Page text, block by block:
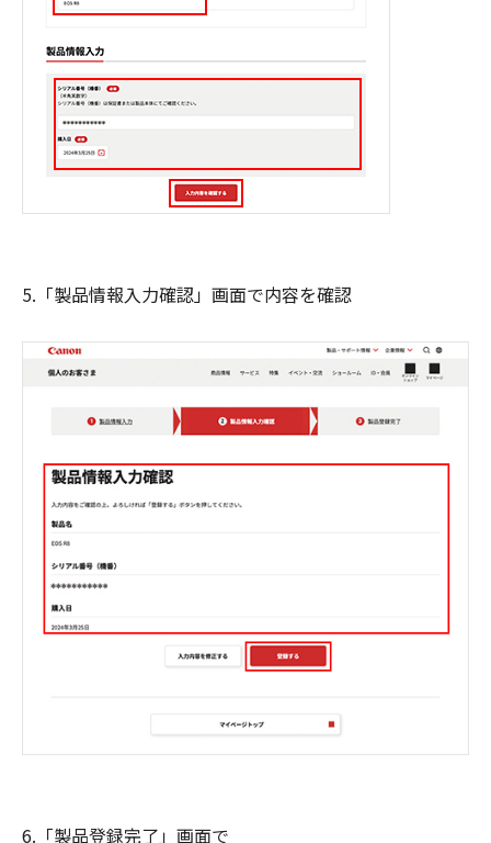
5.「製品情報入力確認」画面で内容を確認
6.「製品登録完了」画面で